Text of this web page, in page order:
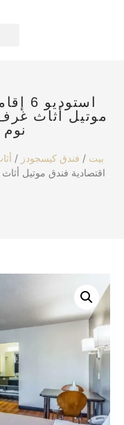
موتيل أثاث
بيت / فندق كيسجودز /
اقتصادية فندق موتيل